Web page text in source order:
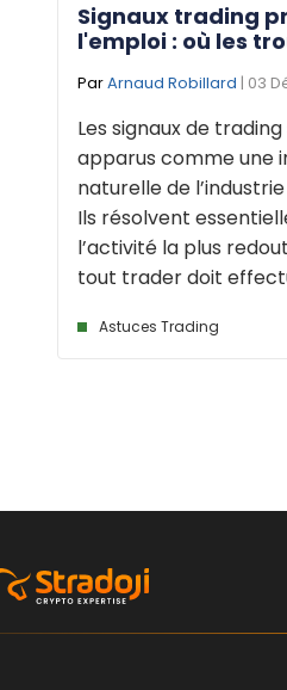
Signaux trading
l'emploi : où les
ParArnaud Robillard | 03
Les signaux de
apparus comme une
naturelle de
Ils résolvent
l’activité la plus
tout trader doit
Astuces Trading